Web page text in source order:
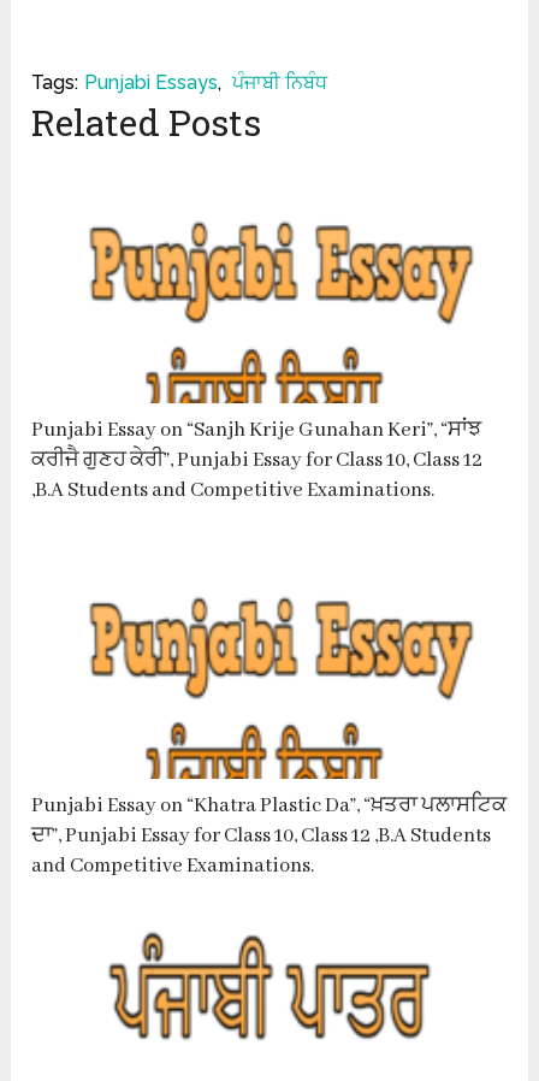
Tags: Punjabi Essays, ਪੰਜਾਬੀ ਨਿਬੰਧ
Related Posts
Punjabi Essay on “Sanjh Krije Gunahan Keri”, “ਸਾਂਝ
ਕਰੀਜੈ ਗੁਣਹ ਕੇਰੀ”, Punjabi Essay for Class 10, Class 12
,B.A Students and Competitive Examinations.
Punjabi Essay on “Khatra Plastic Da”, “ਖ਼ਤਰਾ ਪਲਾਸਟਿਕ
ਦਾ”, Punjabi Essay for Class 10, Class 12 ,B.A Students
and Competitive Examinations.